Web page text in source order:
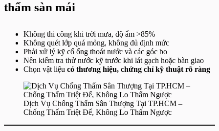
thấm sàn mái
Không thi công khi trời mưa, độ ẩm >85%
Không quét lớp quá mỏng, không đủ định mức
Phải xử lý kỹ cổ ống thoát nước và các góc bo
Nên kiểm tra thử nước kỹ trước khi lát gạch hoặc bàn giao
Chọn vật liệu có thương hiệu, chứng chỉ kỹ thuật rõ ràng
Dịch Vụ Chống Thấm Sân Thượng Tại TP.HCM –
Chống Thấm Triệt Để, Không Lo Thấm Ngược